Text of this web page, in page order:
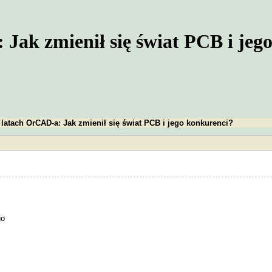
zmienił się świat PCB i
OrCAD-a: Jak zmienił się świat PCB i jego konkurenci?